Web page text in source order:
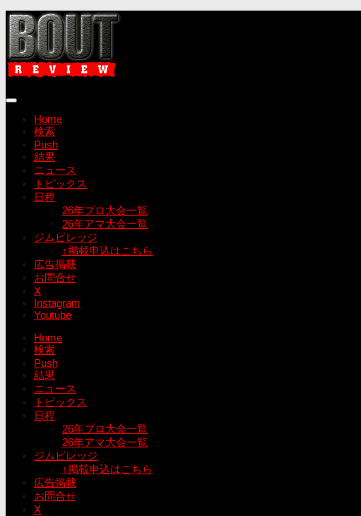
コ
ン
テ
ン
ツ
ス
Home
検索
Push
結果
ニュース
トピックス
日程
26年プロ大会一覧
26年アマ大会一覧
ジムビレッジ
↑掲載申込はこちら
広告掲載
お問合せ
X
Instagram
Youtube
Home
検索
Push
結果
ニュース
トピックス
日程
26年プロ大会一覧
26年アマ大会一覧
ジムビレッジ
↑掲載申込はこちら
広告掲載
お問合せ
X